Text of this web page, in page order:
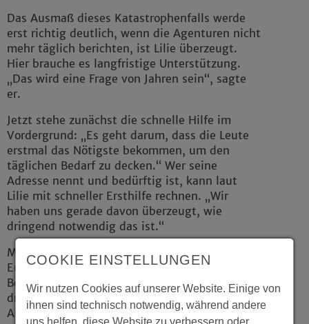
Das Ausmaß dieses Katastrophenfalls werde
erst richtig deutlich, wenn die Agenturen nicht
mehr täglich berichten, ist Lilie überzeugt.
Hier brauche es langfristige Unterstützung.
„Das wird eine Frage von Jahren sein“, sagte
er.
Jetzt stehe zunächst die schnelle Hilfe im
Vordergrund: „Es geht darum, dass die Leute
erstmal das Nötigste bekommen, um den
täglichen Bedarf zu decken.“ Wer seine
Adresse nennt und bedürftig ist, kann laut
Lilie mit schneller Ersthilfe rechnen. „Wir
haben uns gerade davon überzeugt, wie
dringend notwendig das ist.“
Mit den Bargeldauszahlungen - rund 1.500
Euro für eine Einzelperson - könnten die
Betroffenen selbst entscheiden, was sie am
dringendsten benötigten, erläutert Lilie. Die
Auszahlungen könnten für technisches Gerät
COOKIE EINSTELLUNGEN
Wir nutzen Cookies auf unserer Website. Einige von
ihnen sind technisch notwendig, während andere
uns helfen, diese Website zu verbessern oder